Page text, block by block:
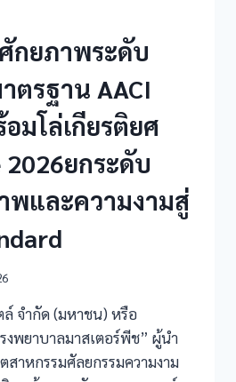
กยภาพระดับ
ตรฐาน AACI
มโล่เกียรติยศ
2026ยกระดับ
พและความงามสู่
จำกัด (มหาชน) หรือ
งพยาบาลมาสเตอร์พีช” ผู้นำ
าหกรรมศัลยกรรมความงาม